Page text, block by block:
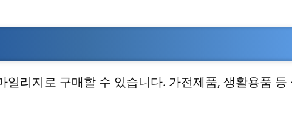
일리지로 구매할 수 있습니다. 가전제품, 생활용품 등